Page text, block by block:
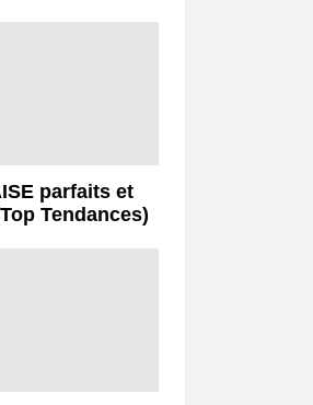
parfaits et
Tendances)